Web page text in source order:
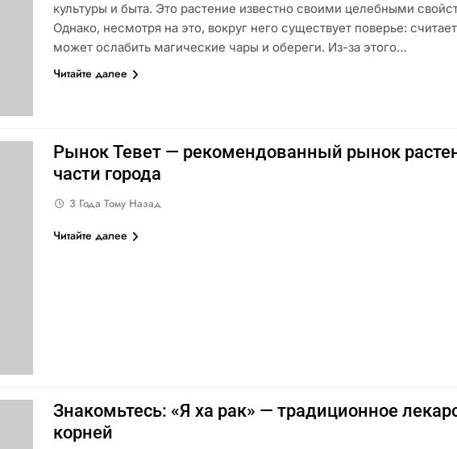
культуры и быта. Это растение известно своими целебными
Однако, несмотря на это, вокруг него существует поверье:
может ослабить магические чары и обереги. Из-за этого…
Читайте далее
Рынок Тевет — рекомендованный рынок
части города
3 Года Тому Назад
Читайте далее
Знакомьтесь: «Я ха рак» — традиционное
корней